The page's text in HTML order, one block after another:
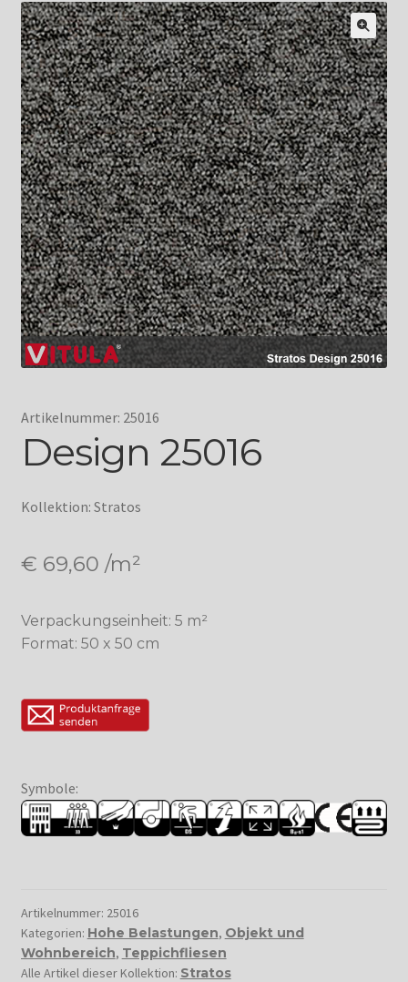
Artikelnummer: 25016
Design 25016
Kollektion: Stratos
€ 69,60 /m²
Verpackungseinheit: 5 m²
Format: 50 x 50 cm
Symbole:
Artikelnummer: 25016
Kategorien: Hohe Belastungen, Objekt und
Wohnbereich, Teppichfliesen
Alle Artikel dieser Kollektion: Stratos